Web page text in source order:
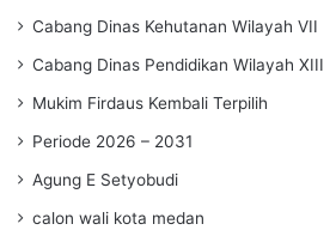
Cabang Dinas Kehutanan Wilayah VII
Cabang Dinas Pendidikan Wilayah XIII
Mukim Firdaus Kembali Terpilih
Periode 2026 – 2031
Agung E Setyobudi
calon wali kota medan